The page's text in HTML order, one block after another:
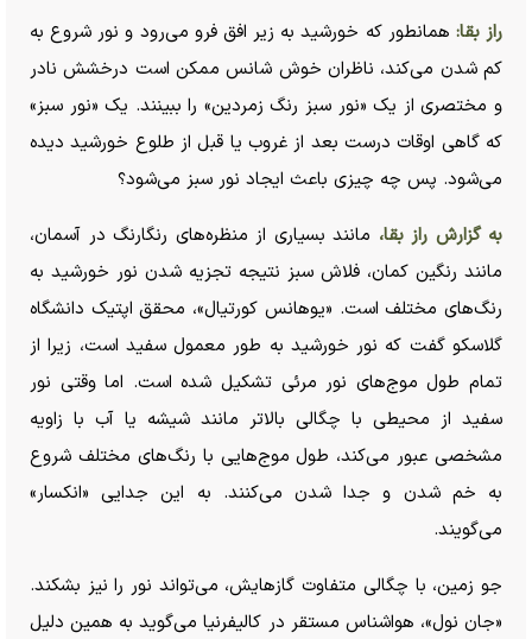
راز بقا: همانطور که خورشید به زیر افق فرو می‌رود و نور شروع به
کم شدن می‌کند، ناظران خوش شانس ممکن است درخشش نادر
و مختصری از یک «نور سبز رنگ زمردین» را ببینند. یک «نور سبز»
که گاهی اوقات درست بعد از غروب یا قبل از طلوع خورشید دیده
می‌شود. پس چه چیزی باعث ایجاد نور سبز می‌شود؟
به گزارش راز بقا، مانند بسیاری از منظره‌های رنگارنگ در آسمان،
مانند رنگین کمان، فلاش سبز نتیجه تجزیه شدن نور خورشید به
رنگ‌های مختلف است. «یوهانس کورتیال»، محقق اپتیک دانشگاه
گلاسکو گفت که نور خورشید به طور معمول سفید است، زیرا از
تمام طول موج‌های نور مرئی تشکیل شده است. اما وقتی نور
سفید از محیطی با چگالی بالاتر مانند شیشه یا آب با زاویه
مشخصی عبور می‌کند، طول موج‌هایی با رنگ‌های مختلف شروع
به خم شدن و جدا شدن می‌کنند. به این جدایی «انکسار»
می‌گویند.
جو زمین، با چگالی متفاوت گازهایش، می‌تواند نور را نیز بشکند.
«جان نول»، هواشناس مستقر در کالیفرنیا می‌گوید به همین دلیل